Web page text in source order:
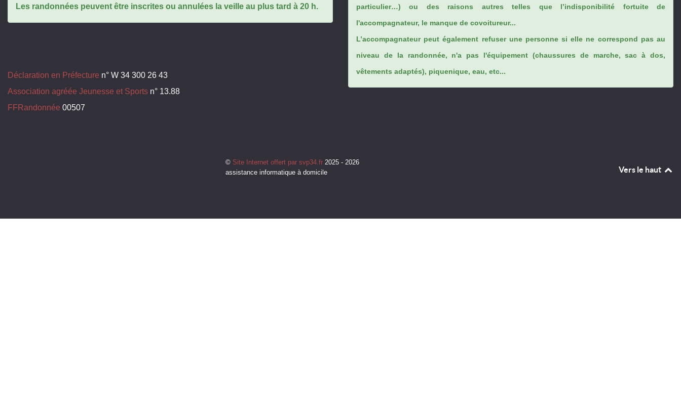
Les randonnées peuvent être inscrites ou annulées la veille au plus tard à 20 h.
Déclaration en Préfecture n° W 34 300 26 43
Association agréée Jeunesse et Sports n° 13.88
FFRandonnée 00507
particulier…) ou des raisons autres telles que l’indisponibilité fortuite de
l'accompagnateur, le manque de covoitureur...
L’accompagnateur peut également refuser une personne si elle ne correspond pas au
niveau de la randonnée, n'a pas l'équipement (chaussures de marche, sac à dos,
vêtements adaptés), piquenique, eau, etc...
© Site Internet offert par svp34.fr 2025 - 2026
assistance informatique à domicile
Vers le haut